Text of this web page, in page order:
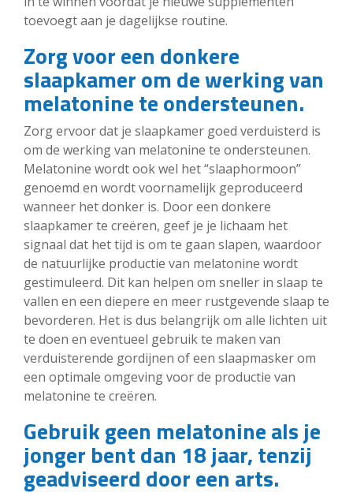
toevoegt aan je dagelijkse routine.
Zorg voor een donkere
slaapkamer om de werking van
melatonine te ondersteunen.
Zorg ervoor dat je slaapkamer goed verduisterd is
om de werking van melatonine te ondersteunen.
Melatonine wordt ook wel het “slaaphormoon”
genoemd en wordt voornamelijk geproduceerd
wanneer het donker is. Door een donkere
slaapkamer te creëren, geef je je lichaam het
signaal dat het tijd is om te gaan slapen, waardoor
de natuurlijke productie van melatonine wordt
gestimuleerd. Dit kan helpen om sneller in slaap te
vallen en een diepere en meer rustgevende slaap te
bevorderen. Het is dus belangrijk om alle lichten uit
te doen en eventueel gebruik te maken van
verduisterende gordijnen of een slaapmasker om
een optimale omgeving voor de productie van
melatonine te creëren.
Gebruik geen melatonine als je
jonger bent dan 18 jaar, tenzij
geadviseerd door een arts.